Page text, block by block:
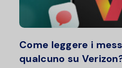
Come leggere i
qualcuno su